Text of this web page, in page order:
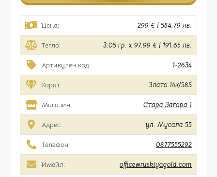
Цена: 299 € | 584.79 лв.
Тегло: 3.05 гр. x 97.99 € | 191.65 лв.
Артикулен код: 1-2634
Карат: Злато 14к/585
Магазин: Стара Загора 1
Адрес: ул. Мусала 55
Телефон: 0877555292
Имейл: office@ruskiyagold.com